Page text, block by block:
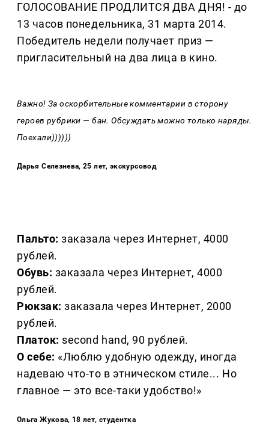
ГОЛОСОВАНИЕ ПРОДЛИТСЯ ДВА ДНЯ! - до
13 часов понедельника, 31 марта 2014.
Победитель недели получает приз —
пригласительный на два лица в кино.
Важно! За оскорбительные комментарии в сторону
героев рубрики — бан. Обсуждать можно только наряды.
Поехали))))))
Дарья Селезнева, 25 лет, экскурсовод
Пальто: заказала через Интернет, 4000
рублей.
Обувь: заказала через Интернет, 4000
рублей.
Рюкзак:заказала через Интернет, 2000
рублей.
Платок: second hand, 90 рублей.
О себе: «Люблю удобную одежду, иногда
надеваю что-то в этническом стиле... Но
главное — это все-таки удобство!»
Ольга Жукова, 18 лет, студентка